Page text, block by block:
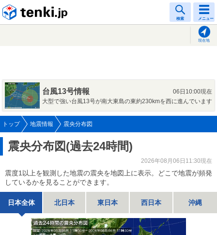
検索 メニュー
現在地
台風13号情報
06日10:00現在
大型で強い台風13号が南大東島の東約230kmを西に進んでいます
トップ 地震情報 震央分布図
震央分布図(過去24時間)
2026年08月06日11:30現在
震度1以上を観測した地震の震央を地図上に表示。どこで地震が頻発
しているかを見ることができます。
日本全体 北日本 東日本 西日本 沖縄